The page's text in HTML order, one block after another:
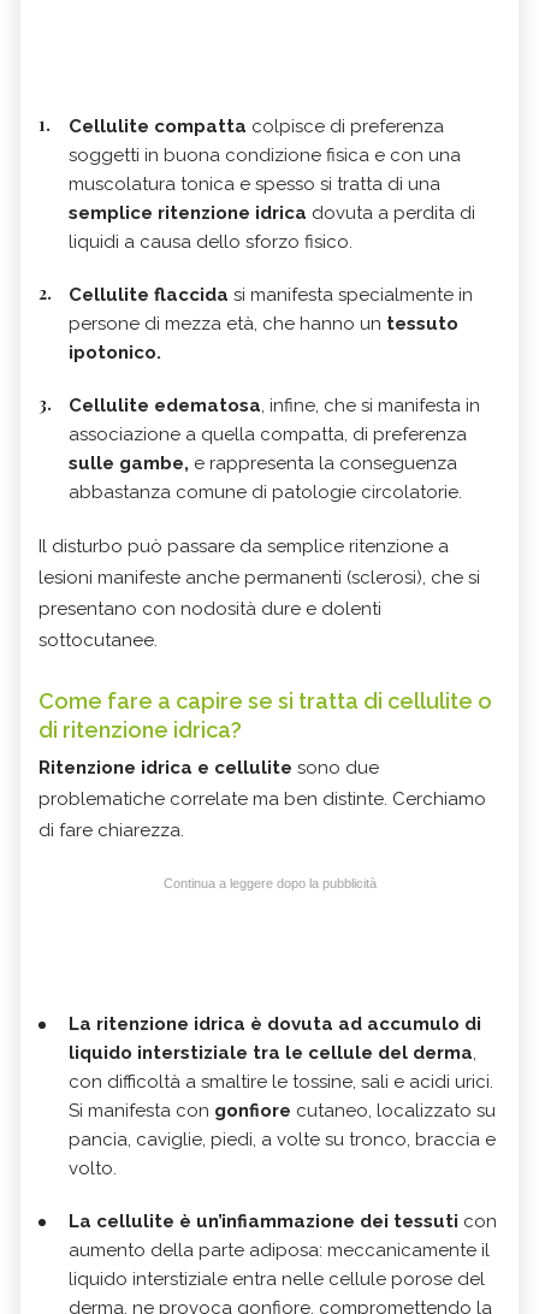
Cellulite compatta colpisce di preferenza
soggetti in buona condizione fisica e con una
muscolatura tonica e spesso si tratta di una
semplice ritenzione idrica dovuta a perdita di
liquidi a causa dello sforzo fisico.
Cellulite flaccida si manifesta specialmente in
persone di mezza età, che hanno un tessuto
ipotonico.
Cellulite edematosa, infine, che si manifesta in
associazione a quella compatta, di preferenza
sulle gambe, e rappresenta la conseguenza
abbastanza comune di patologie circolatorie.
Il disturbo può passare da semplice ritenzione a
lesioni manifeste anche permanenti (sclerosi), che si
presentano con nodosità dure e dolenti
sottocutanee.
Come fare a capire se si tratta di cellulite o
di ritenzione idrica?
Ritenzione idrica e cellulite sono due
problematiche correlate ma ben distinte. Cerchiamo
di fare chiarezza.
Continua a leggere dopo la pubblicità
La ritenzione idrica è dovuta ad accumulo di
liquido interstiziale tra le cellule del derma,
con difficoltà a smaltire le tossine, sali e acidi urici.
Si manifesta con gonfiore cutaneo, localizzato su
pancia, caviglie, piedi, a volte su tronco, braccia e
volto.
La cellulite è un’infiammazione dei tessuti con
aumento della parte adiposa: meccanicamente il
liquido interstiziale entra nelle cellule porose del
derma, ne provoca gonfiore, compromettendo la